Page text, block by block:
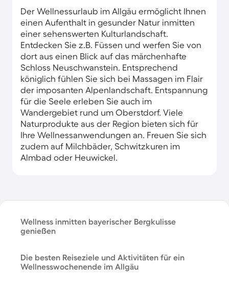
Der Wellnessurlaub im Allgäu ermöglicht Ihnen
einen Aufenthalt in gesunder Natur inmitten
einer sehenswerten Kulturlandschaft.
Entdecken Sie z.B. Füssen und werfen Sie von
dort aus einen Blick auf das märchenhafte
Schloss Neuschwanstein. Entsprechend
königlich fühlen Sie sich bei Massagen im Flair
der imposanten Alpenlandschaft. Entspannung
für die Seele erleben Sie auch im
Wandergebiet rund um Oberstdorf. Viele
Naturprodukte aus der Region bieten sich für
Ihre Wellnessanwendungen an. Freuen Sie sich
zudem auf Milchbäder, Schwitzkuren im
Almbad oder Heuwickel.
Wellness inmitten bayerischer Bergkulisse
genießen
Die besten Reiseziele und Aktivitäten für ein
Wellnesswochenende im Allgäu